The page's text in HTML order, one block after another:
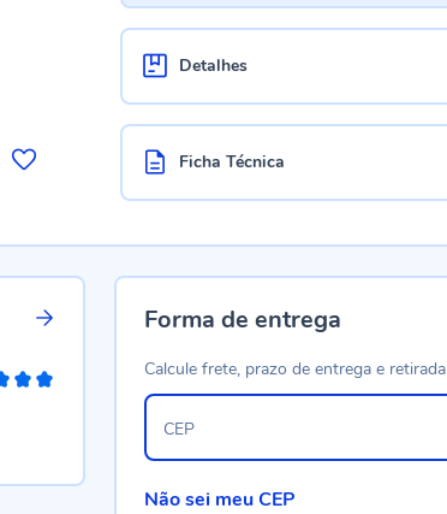
Detalhes
Ficha Técnica
Forma de entrega
Calcule frete, prazo de entrega e retirada
CEP
Não sei meu CEP